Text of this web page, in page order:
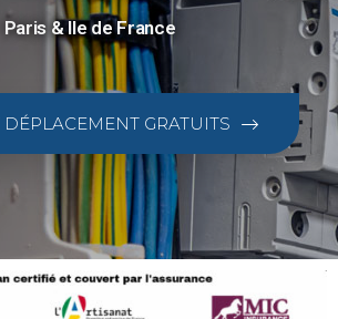
Paris & Ile de France
DÉPLACEMENT GRATUITS